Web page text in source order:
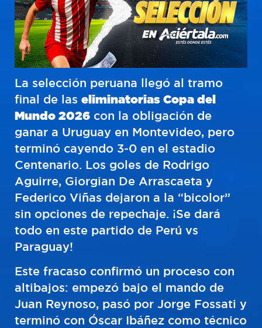
La selección peruana llegó al tramo
final de las eliminatorias Copa del
Mundo 2026 con la obligación de
ganar a Uruguay en Montevideo, pero
terminó cayendo 3-0 en el estadio
Centenario. Los goles de Rodrigo
Aguirre, Giorgian De Arrascaeta y
Federico Viñas dejaron a la “bicolor”
sin opciones de repechaje. ¡Se dará
todo en este partido de Perú vs
Paraguay!
Este fracaso confirmó un proceso con
altibajos: empezó bajo el mando de
Juan Reynoso, pasó por Jorge Fossati y
terminó con Óscar Ibáñez como técnico